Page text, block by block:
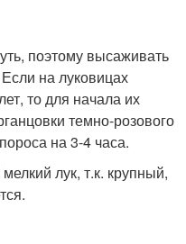
поэтому высаживать
на луковицах
то для начала их
темно-розового
на 3-4 часа.
лук, т.к. крупный,